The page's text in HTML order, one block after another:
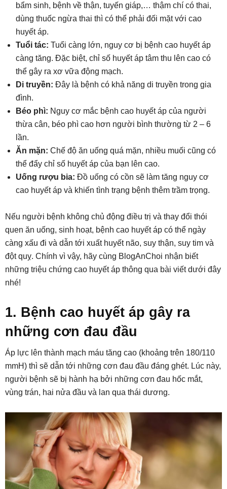
bẩm sinh, bệnh về thận, tuyến giáp,… thậm chí có thai,
dùng thuốc ngừa thai thì có thể phải đối mặt với cao
huyết áp.
Tuổi tác: Tuổi càng lớn, nguy cơ bị bệnh cao huyết áp
càng tăng. Đặc biệt, chỉ số huyết áp tâm thu lên cao có
thể gây ra xơ vữa động mạch.
Di truyền: Đây là bệnh có khả năng di truyền trong gia
đình.
Béo phì: Nguy cơ mắc bệnh cao huyết áp của người
thừa cân, béo phì cao hơn người bình thường từ 2 – 6
lần.
Ăn mặn: Chế độ ăn uống quá mặn, nhiều muối cũng có
thể đẩy chỉ số huyết áp của bạn lên cao.
Uống rượu bia: Đồ uống có cồn sẽ làm tăng nguy cơ
cao huyết áp và khiến tình trạng bệnh thêm trầm trọng.
Nếu người bệnh không chủ động điều trị và thay đổi thói
quen ăn uống, sinh hoạt, bệnh cao huyết áp có thể ngày
càng xấu đi và dẫn tới xuất huyết não, suy thận, suy tim và
đột quỵ. Chính vì vậy, hãy cùng BlogAnChoi nhận biết
những triệu chứng cao huyết áp thông qua bài viết dưới đây
nhé!
1. Bệnh cao huyết áp gây ra
những cơn đau đầu
Áp lực lên thành mạch máu tăng cao (khoảng trên 180/110
mmH) thì sẽ dẫn tới những cơn đau đầu đáng ghét. Lúc này,
người bệnh sẽ bị hành hạ bởi những cơn đau hốc mắt,
vùng trán, hai nửa đầu và lan qua thái dương.